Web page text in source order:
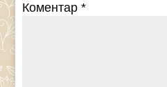
Коментар*